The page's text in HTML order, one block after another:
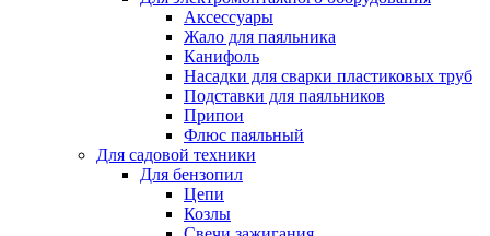
Аксессуары
Жало для паяльника
Канифоль
Насадки для сварки пластиковых труб
Подставки для паяльников
Припои
Флюс паяльный
Для садовой техники
Для бензопил
Цепи
Козлы